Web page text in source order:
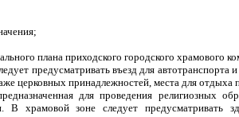
плана приходского городского храмового
предусматривать въезд для
церковных принадлежностей, места для
для проведения религиозных
В храмовой зоне следует предусматривать